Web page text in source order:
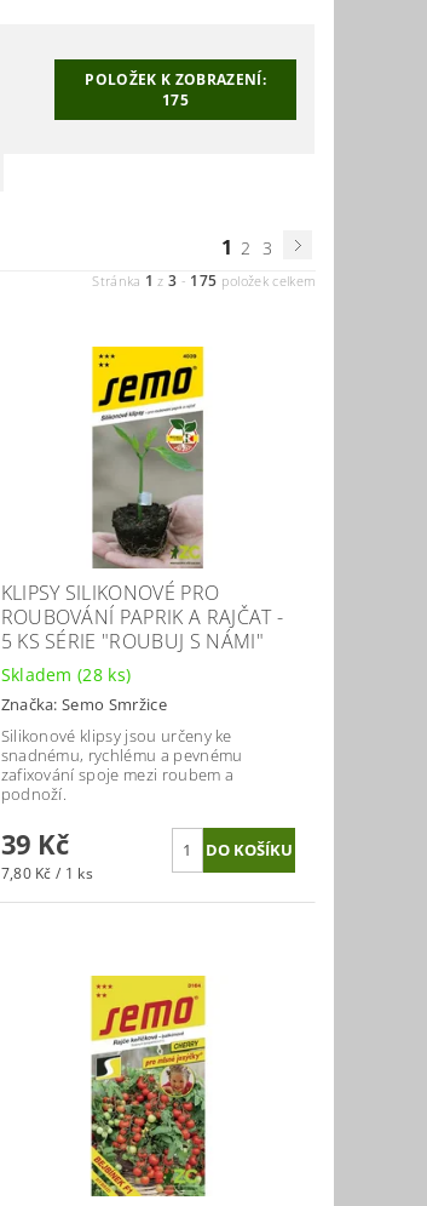
POLOŽEK K ZOBRAZENÍ:
175
1 2 3
Stránka 1 z3 - 175 položek celkem
KLIPSY SILIKONOVÉ PRO
ROUBOVÁNÍ PAPRIK A RAJČAT -
5 KS SÉRIE "ROUBUJ S NÁMI"
Skladem(28 ks)
Značka:Semo Smržice
Silikonové klipsy jsou určeny ke
snadnému, rychlému a pevnému
zafixování spoje mezi roubem a
podnoží.
39 Kč
7,80 Kč / 1 ks